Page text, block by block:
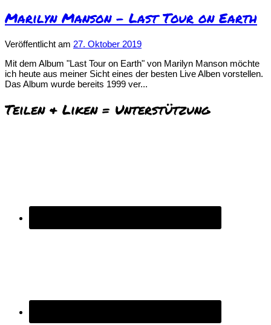
Marilyn Manson – Last Tour on Earth
Veröffentlicht am 27. Oktober 2019
Mit dem Album "Last Tour on Earth" von Marilyn Manson möchte
ich heute aus meiner Sicht eines der besten Live Alben vorstellen.
Das Album wurde bereits 1999 ver...
Teilen & Liken = Unterstützung